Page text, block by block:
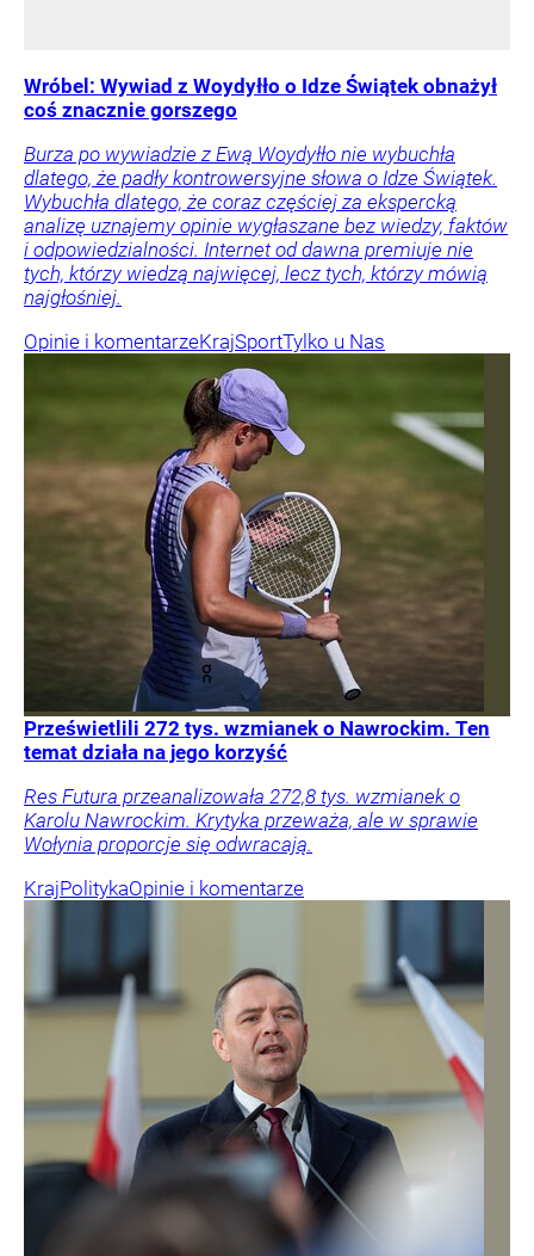
Wróbel: Wywiad z Woydyłło o Idze Świątek obnażył
coś znacznie gorszego
Burza po wywiadzie z Ewą Woydyłło nie wybuchła
dlatego, że padły kontrowersyjne słowa o Idze Świątek.
Wybuchła dlatego, że coraz częściej za ekspercką
analizę uznajemy opinie wygłaszane bez wiedzy, faktów
i odpowiedzialności. Internet od dawna premiuje nie
tych, którzy wiedzą najwięcej, lecz tych, którzy mówią
najgłośniej.
Opinie i komentarzeKrajSportTylko u Nas
Prześwietlili 272 tys. wzmianek o Nawrockim. Ten
temat działa na jego korzyść
Res Futura przeanalizowała 272,8 tys. wzmianek o
Karolu Nawrockim. Krytyka przeważa, ale w sprawie
Wołynia proporcje się odwracają.
KrajPolitykaOpinie i komentarze